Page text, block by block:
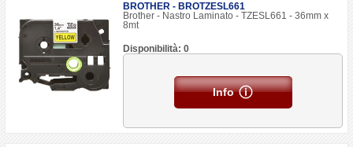
BROTHER - BROTZESL661
Brother - Nastro Laminato - TZESL661 - 36mm x
8mt
Disponibilità: 0
Info